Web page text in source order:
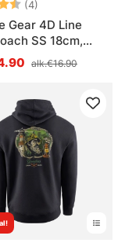
(4)
Gear 4D Line
SS 18cm,
alk.€16.90